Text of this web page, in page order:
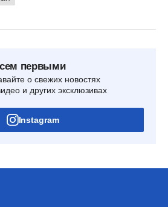
первыми
о свежих новостях
и других эксклюзивах
Instagram